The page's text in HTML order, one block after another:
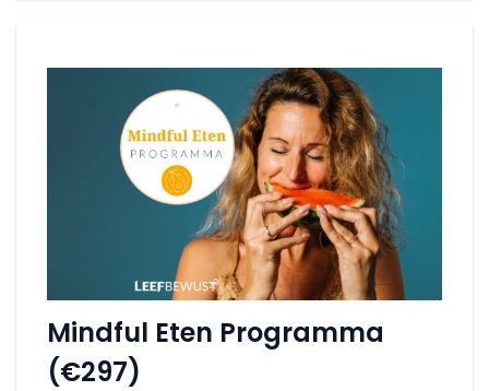
Mindful Eten Programma
(€297)